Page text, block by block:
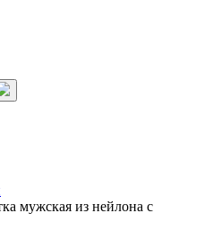
мужская из нейлона с